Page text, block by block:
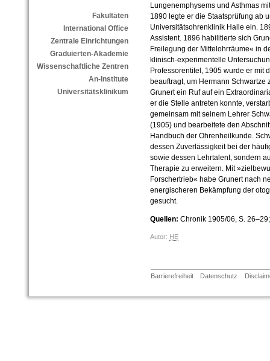
Fakultäten
International Office
Zentrale Einrichtungen
Graduierten-Akademie
Wissenschaftliche Zentren
An-Institute
Universitätsklinikum
Lungenemphysems und Asthmas
1890 legte er die Staatsprüfung ab
Universitätsohrenklinik Halle ein.
Assistent. 1896 habilitierte sich
Freilegung der Mittelohrräume« in
klinisch-experimentelle
Professorentitel, 1905 wurde er mit
beauftragt, um Hermann
Grunert ein Ruf auf ein
er die Stelle antreten konnte,
gemeinsam mit seinem Lehrer
(1905) und bearbeitete den
Handbuch der Ohrenheilkunde.
dessen Zuverlässigkeit bei der
sowie dessen Lehrtalent, sondern
Therapie zu erweitern. Mit
Forschertrieb« habe Grunert nach
energischeren Bekämpfung der
gesucht.
Quellen: Chronik 1905/06, S.
Autor: HE
Barrierefreiheit Datenschutz